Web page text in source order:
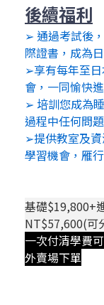
後續福利
➢ 通過考試後
際證書，成為
➢享有每年至
會，一同愉快
➢ 培訓您成為
過程中任何問
➢提供教室及
學習機會，雁
基礎$19,800+
NT$57,600(可
一次付清學費
外賣場下單